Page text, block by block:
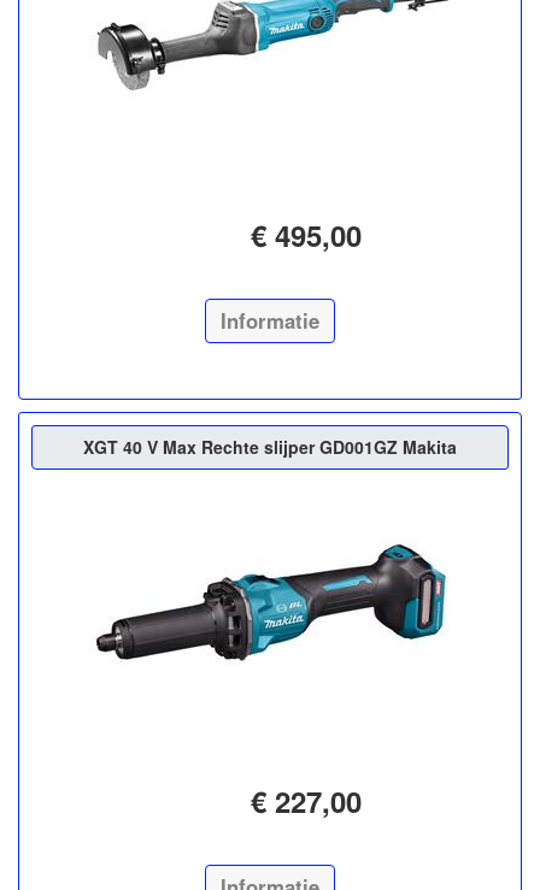
€ 495,00
Informatie
XGT 40 V Max Rechte slijper GD001GZ Makita
€ 227,00